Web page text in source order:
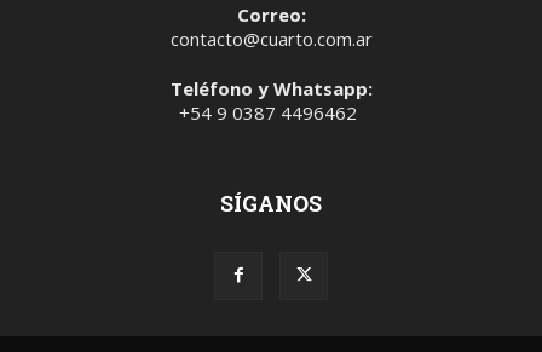
Correo:
contacto@cuarto.com.ar
Teléfono y Whatsapp:
+54 9 0387 4496462
SÍGANOS